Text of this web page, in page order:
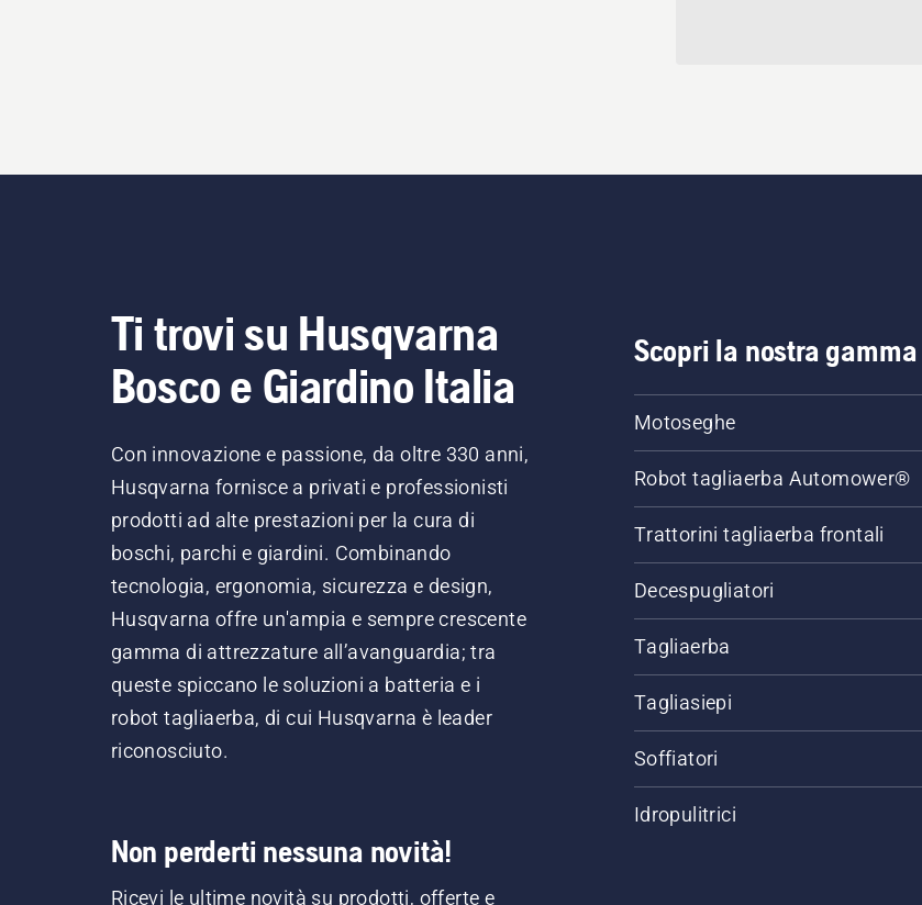
Ti trovi su Husqvarna
Bosco e Giardino Italia
Con innovazione e passione, da oltre 330 anni,
Husqvarna fornisce a privati e professionisti
prodotti ad alte prestazioni per la cura di
boschi, parchi e giardini. Combinando
tecnologia, ergonomia, sicurezza e design,
Husqvarna offre un'ampia e sempre crescente
gamma di attrezzature all’avanguardia; tra
queste spiccano le soluzioni a batteria e i
robot tagliaerba, di cui Husqvarna è leader
riconosciuto.
Non perderti nessuna novità!
Ricevi le ultime novità su prodotti, offerte e
Scopri la nostra gamma
Motoseghe
Robot tagliaerba Automower®
Trattorini tagliaerba frontali
Decespugliatori
Tagliaerba
Tagliasiepi
Soffiatori
Idropulitrici